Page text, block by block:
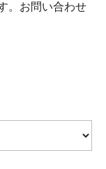
。お問い合わせ